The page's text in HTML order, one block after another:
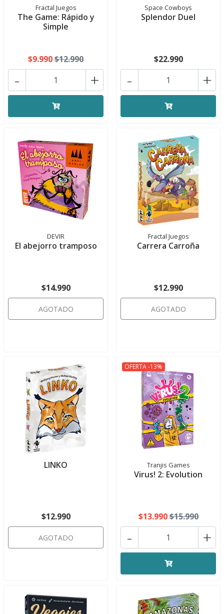
Fractal Juegos
The Game: Rápido y
Simple
$9.990$12.990
+
-
Space Cowboys
Splendor Duel
$22.990
+
-
DEVIR
El abejorro tramposo
$14.990
AGOTADO
Fractal Juegos
Carrera Carroña
$12.990
AGOTADO
LINKO
$12.990
AGOTADO
OFERTA -13%
Tranjis Games
Virus! 2: Evolution
$13.990$15.990
+
-